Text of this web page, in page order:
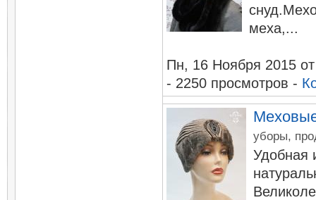
меха,...
Пн, 16 Ноября 2015
- 2250 просмотров -
уборы,
Удобная